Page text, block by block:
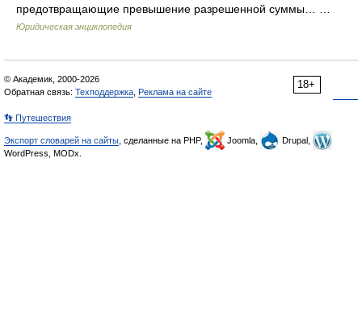
предотвращающие превышение разрешенной суммы… …
Юридическая энциклопедия
18+
© Академик, 2000-2026
Обратная связь: Техподдержка Реклама на сайте
👣 Путешествия
Экспорт словарей на сайты , сделанные на PHP, Joomla,
Drupal,
WordPress, MODx.